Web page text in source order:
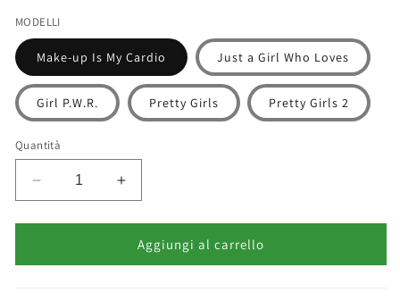
MODELLI
Make-up Is My Cardio Just a Girl Who Loves
Girl P.W.R. Pretty Girls Pretty Girls 2
Quantità
Diminuisci
quantità
per
Studio
Aumenta
quantità
per
Magic
Studio
Aggiungi al carrello